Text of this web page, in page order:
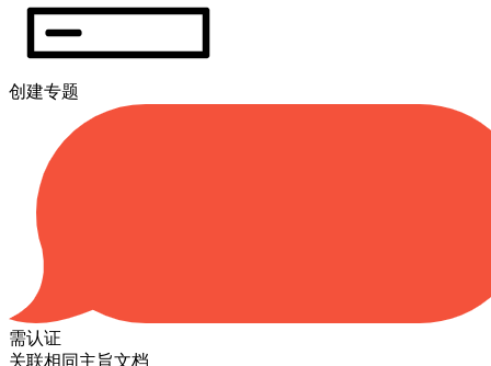
创建专题
需认证
关联相同主旨文档